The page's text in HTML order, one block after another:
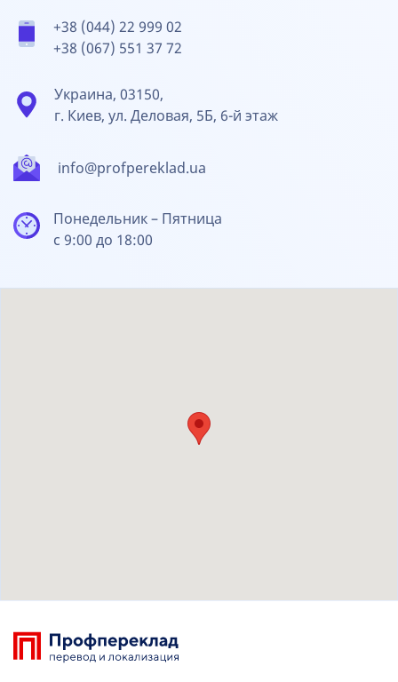
+38 (044) 22 999 02
+38 (067) 551 37 72
info@profpereklad.ua
Украина, 03150,
г. Киев, ул. Деловая, 5Б, 6-й этаж
Понедельник – Пятница
с 9:00 до 18:00